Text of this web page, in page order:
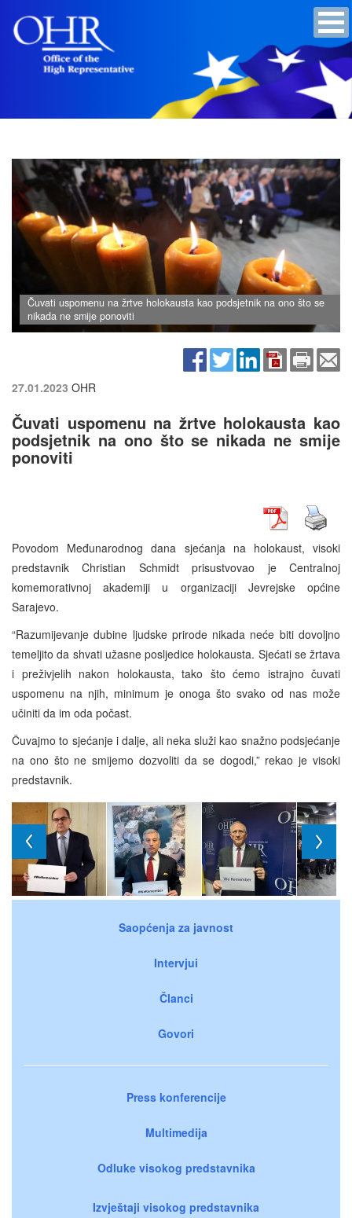
Čuvati uspomenu na žrtve holokausta kao podsjetnik na ono što se
nikada ne smije ponoviti
27.01.2023 OHR
Čuvati uspomenu na žrtve holokausta kao
podsjetnik na ono što se nikada ne smije
ponoviti
Povodom Međunarodnog dana sjećanja na holokaust, visoki
predstavnik Christian Schmidt prisustvovao je Centralnoj
komemorativnoj akademiji u organizaciji Jevrejske općine
Sarajevo.
“Razumijevanje dubine ljudske prirode nikada neće biti dovoljno
temeljito da shvati užasne posljedice holokausta. Sjećati se žrtava
i preživjelih nakon holokausta, tako što ćemo istrajno čuvati
uspomenu na njih, minimum je onoga što svako od nas može
učiniti da im oda počast.
Čuvajmo to sjećanje i dalje, ali neka služi kao snažno podsjećanje
na ono što ne smijemo dozvoliti da se dogodi,” rekao je visoki
predstavnik.
Saopćenja za javnost
Intervjui
Članci
Govori
Press konferencije
Multimedija
Odluke visokog predstavnika
Izvještaji visokog predstavnika